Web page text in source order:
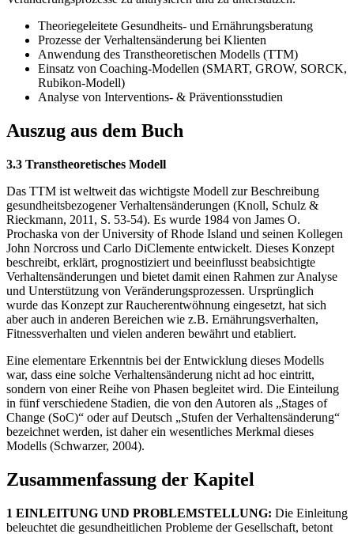
Theoriegeleitete Gesundheits- und Ernährungsberatung
Prozesse der Verhaltensänderung bei Klienten
Anwendung des Transtheoretischen Modells (TTM)
Einsatz von Coaching-Modellen (SMART, GROW, SORCK,
Rubikon-Modell)
Analyse von Interventions- & Präventionsstudien
Auszug aus dem Buch
3.3 Transtheoretisches Modell
Das TTM ist weltweit das wichtigste Modell zur Beschreibung
gesundheitsbezogener Verhaltensänderungen (Knoll, Schulz &
Rieckmann, 2011, S. 53-54). Es wurde 1984 von James O.
Prochaska von der University of Rhode Island und seinen Kollegen
John Norcross und Carlo DiClemente entwickelt. Dieses Konzept
beschreibt, erklärt, prognostiziert und beeinflusst beabsichtigte
Verhaltensänderungen und bietet damit einen Rahmen zur Analyse
und Unterstützung von Veränderungsprozessen. Ursprünglich
wurde das Konzept zur Raucherentwöhnung eingesetzt, hat sich
aber auch in anderen Bereichen wie z.B. Ernährungsverhalten,
Fitnessverhalten und vielen anderen bewährt und etabliert.
Eine elementare Erkenntnis bei der Entwicklung dieses Modells
war, dass eine solche Verhaltensänderung nicht ad hoc eintritt,
sondern von einer Reihe von Phasen begleitet wird. Die Einteilung
in fünf verschiedene Stadien, die von den Autoren als „Stages of
Change (SoC)“ oder auf Deutsch „Stufen der Verhaltensänderung“
bezeichnet werden, ist daher ein wesentliches Merkmal dieses
Modells (Schwarzer, 2004).
Zusammenfassung der Kapitel
1 EINLEITUNG UND PROBLEMSTELLUNG: Die Einleitung
beleuchtet die gesundheitlichen Probleme der Gesellschaft, betont